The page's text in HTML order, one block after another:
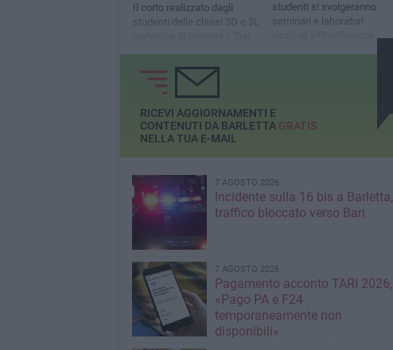
Il corto realizzato dagli
studenti delle classi 3D e 3L
scuola di prevenzione"
studenti si svolgeranno
seminari e laboratori
RICEVI AGGIORNAMENTI E
CONTENUTI DA BARLETTA GRATIS
NELLA TUA E-MAIL
7 AGOSTO 2026
Incidente sulla 16 bis a Barletta,
traffico bloccato verso Bari
7 AGOSTO 2026
Pagamento acconto TARI 2026,
«Pago PA e F24
temporaneamente non
disponibili»